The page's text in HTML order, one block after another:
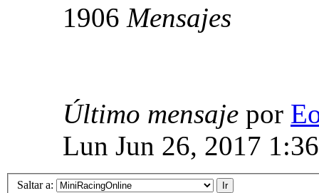
1906 Mensajes
Último mensaje por
Lun Jun 26, 2017
Saltar a: